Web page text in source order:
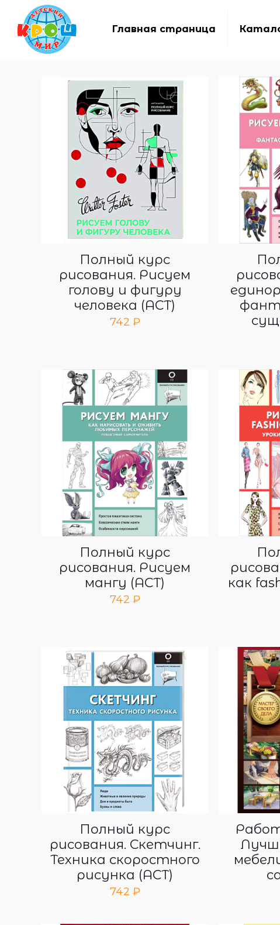
Главная страница
Полный курс
рисования. Рисуем
голову и фигуру
человека (АСТ)
742 ₽
Полный курс
рисования. Рисуем
мангу (АСТ)
742 ₽
как
Полный курс
рисования. Скетчинг.
Техника скоростного
рисунка (АСТ)
742 ₽